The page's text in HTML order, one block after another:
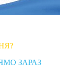
ЗАРАЗ